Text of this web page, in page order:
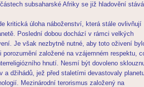
subsaharské Afriky se již hladovění stává
kritická úloha náboženství, která stále ovlivňují
Poslední dobou dochází v rámci velkých
Je však nezbytně nutné, aby toto oživení
porozumění založené na vzájemném respektu,
hnutí. Nesmí být dovoleno
a džihádů, jež před staletími devastovaly
Mezinárodní terorismus založený na